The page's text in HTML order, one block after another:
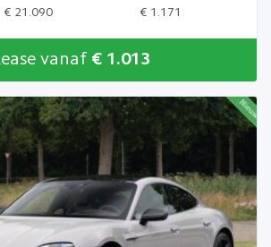
€ 21.090 € 1.171
vanaf € 1.013